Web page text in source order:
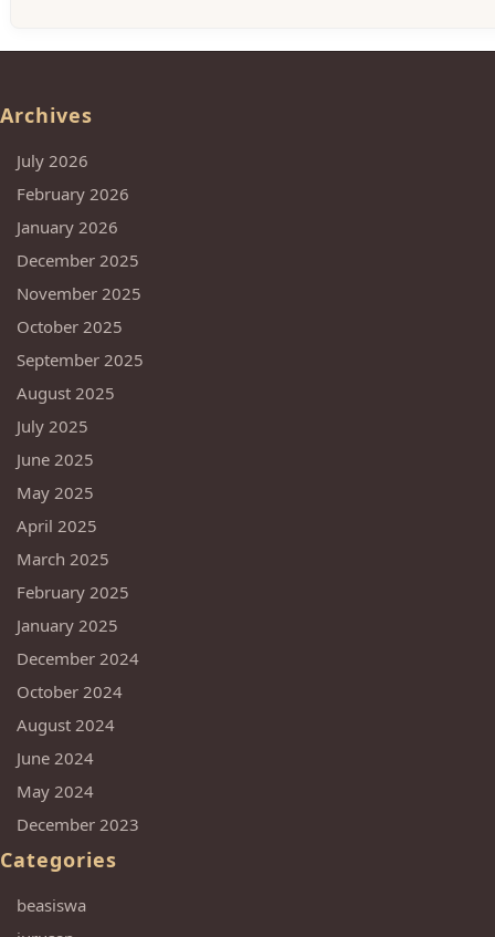
Archives
July 2026
February 2026
January 2026
December 2025
November 2025
October 2025
September 2025
August 2025
July 2025
June 2025
May 2025
April 2025
March 2025
February 2025
January 2025
December 2024
October 2024
August 2024
June 2024
May 2024
December 2023
Categories
beasiswa